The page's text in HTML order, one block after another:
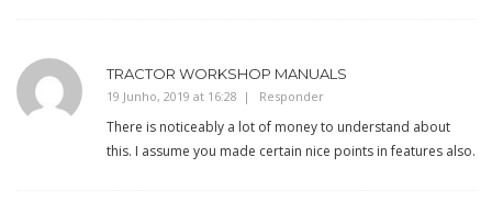
TRACTOR WORKSHOP MANUALS
19 Junho, 2019 at 16:28 Responder
There is noticeably a lot of money to understand about
this. I assume you made certain nice points in features also.